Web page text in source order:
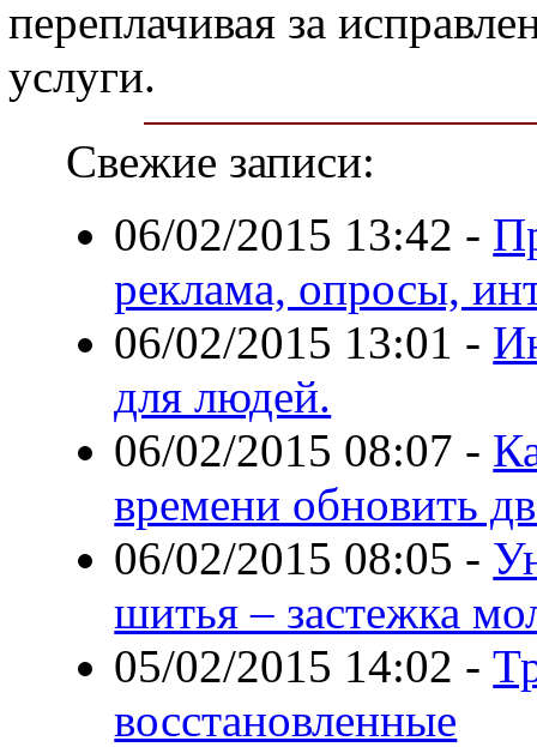
переплачивая за
услуги.
Свежие записи:
06/02/2015 13:42 -
реклама, опросы,
06/02/2015 13:01 -
для людей.
06/02/2015 08:07 -
времени обновить
06/02/2015 08:05 -
шитья – застежка
05/02/2015 14:02 -
восстановленные